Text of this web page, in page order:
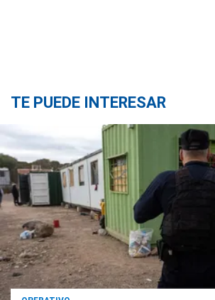
TE PUEDE INTERESAR